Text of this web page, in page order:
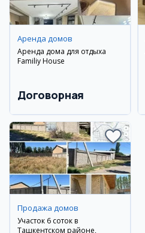
Аренда домов
Аренда дома для отдыха
Familiy House
Договорная
Продажа домов
Участок 6 соток в
Ташкентском районе,